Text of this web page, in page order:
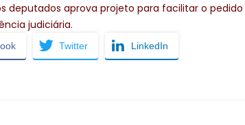
deputados aprova projeto para facilitar o
judiciária.
Twitter LinkedIn